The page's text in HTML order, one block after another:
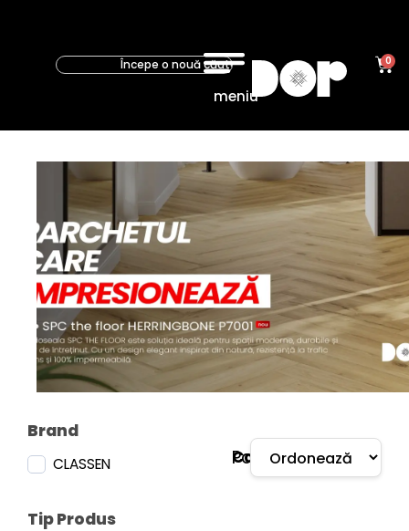
meniu
0
Parchet
Parchet
laminat
Parchet
stratificat
Pardoseala
SPC
Accesorii
parchet
Brand
CLASSEN
Tip Produs
Categorie:
Parchet